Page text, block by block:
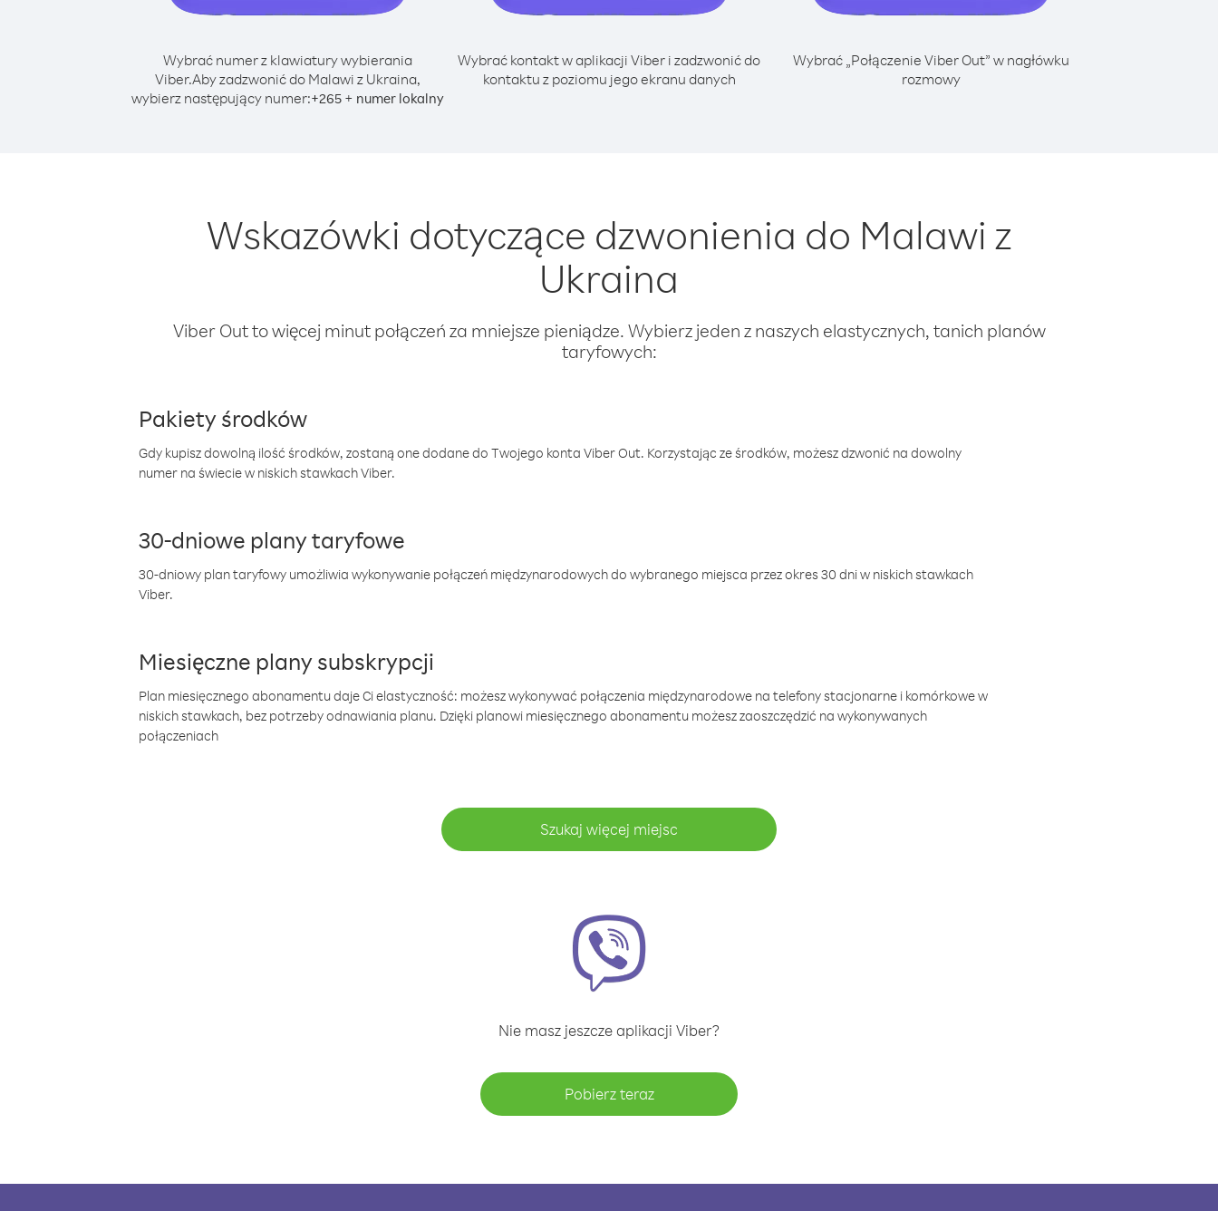
Wybrać numer z klawiatury wybierania
Viber.Aby zadzwonić do Malawi z Ukraina,
wybierz następujący numer:+265+ numer lokalny
Wybrać kontakt w aplikacji Viber i zadzwonić do
kontaktu z poziomu jego ekranu danych
Wybrać „Połączenie Viber Out” w nagłówku
rozmowy
Wskazówki dotyczące dzwonienia do Malawi z
Ukraina
Viber Out to więcej minut połączeń za mniejsze pieniądze. Wybierz jeden z naszych elastycznych, tanich planów
taryfowych:
Pakiety środków
Gdy kupisz dowolną ilość środków, zostaną one dodane do Twojego konta Viber Out. Korzystając ze środków, możesz dzwonić na dowolny
numer na świecie w niskich stawkach Viber.
30-dniowe plany taryfowe
30-dniowy plan taryfowy umożliwia wykonywanie połączeń międzynarodowych do wybranego miejsca przez okres 30 dni w niskich stawkach
Viber.
Miesięczne plany subskrypcji
Plan miesięcznego abonamentu daje Ci elastyczność: możesz wykonywać połączenia międzynarodowe na telefony stacjonarne i komórkowe w
niskich stawkach, bez potrzeby odnawiania planu. Dzięki planowi miesięcznego abonamentu możesz zaoszczędzić na wykonywanych
połączeniach
Szukaj więcej miejsc
Nie masz jeszcze aplikacji Viber?
Pobierz teraz